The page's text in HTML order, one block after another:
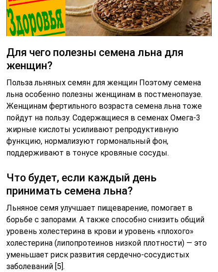
Для чего полезны семена льна для
женщин?
Польза льняных семян для женщин Поэтому семена
льна особенно полезны женщинам в постменопаузе.
Женщинам фертильного возраста семена льна тоже
пойдут на пользу. Содержащиеся в семенах Омега-3
жирные кислоты усиливают репродуктивную
функцию, нормализуют гормональный фон,
поддерживают в тонусе кровяные сосуды.
Что будет, если каждый день
принимать семена льна?
Льняное семя улучшает пищеварение, помогает в
борьбе с запорами. А также способно снизить общий
уровень холестерина в крови и уровень «плохого»
холестерина (липопротеинов низкой плотности) — это
уменьшает риск развития сердечно-сосудистых
заболеваний [5].